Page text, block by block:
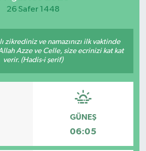
26 Safer 1448
zikrediniz ve namazınızı ilk vaktinde
Allah Azze ve Celle, size ecrinizi kat kat
verir. (Hadis-i şerif)
GÜNEŞ
06:05